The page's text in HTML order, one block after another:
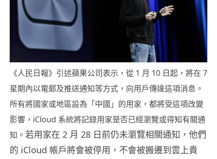
《人民日報》引述蘋果公司表示，從 1 月 10 日起，將在 7
星期內以電郵及推送通知等方式，向用戶傳達這項消息。
所有將國家或地區設為「中國」的用家，都將受這項改變
影響，iCloud 系統將記錄用家是否已經瀏覽或得知有關通
知。 若用家在 2 月 28 日前仍未瀏覽相關通知，他們
的 iCloud 帳戶將會被停用，不會被搬遷到雲上貴